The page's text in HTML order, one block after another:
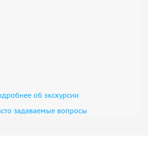
об экскурсии
задаваемые вопросы